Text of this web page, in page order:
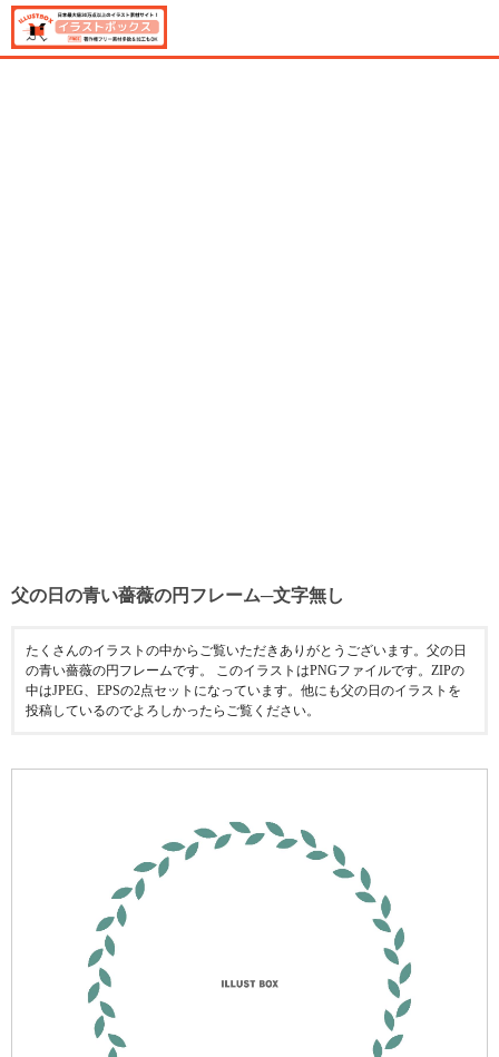
父の日の青い薔薇の円フレーム─文字無し
たくさんのイラストの中からご覧いただきありがとうございます。父の日
の青い薔薇の円フレームです。 このイラストはPNGファイルです。ZIPの
中はJPEG、EPSの2点セットになっています。他にも父の日のイラストを
投稿しているのでよろしかったらご覧ください。